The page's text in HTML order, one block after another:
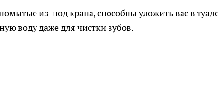
из-под крана, способны уложить вас в
воду даже для чистки зубов.